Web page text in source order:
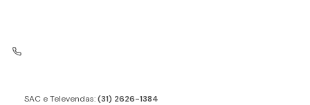
SAC e Televendas:(31) 2626-1384